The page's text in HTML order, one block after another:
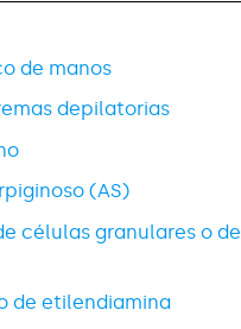
de manos
depilatorias
(AS)
células granulares o de
de etilendiamina